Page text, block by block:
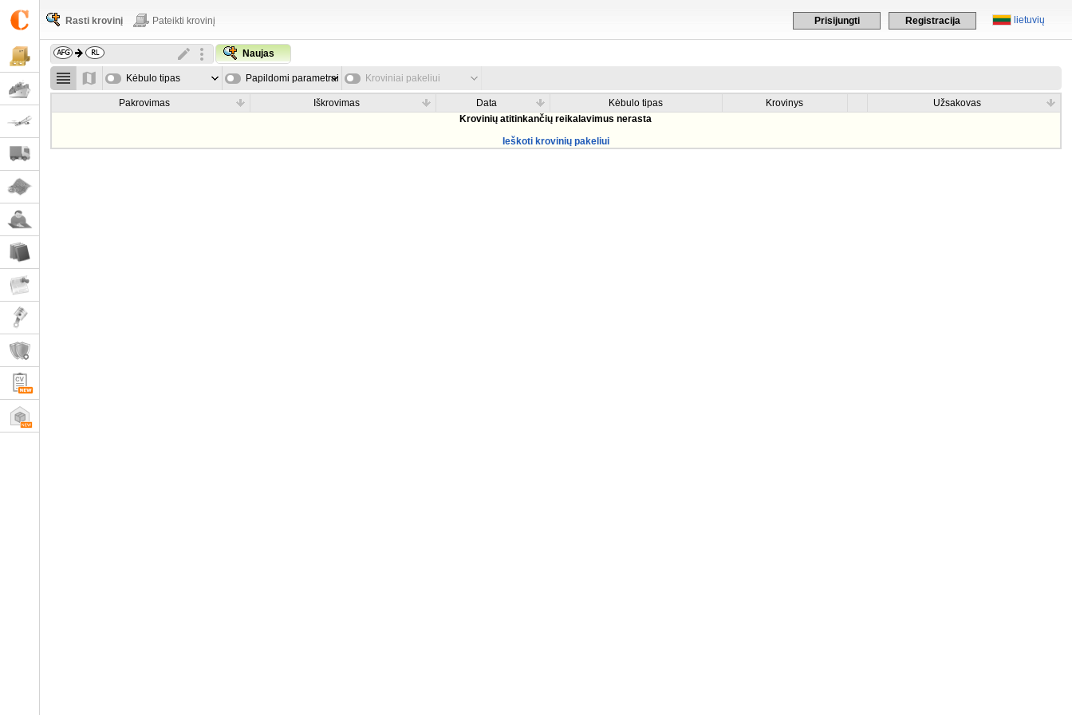
lietuvių
Prisijungti Registracija
Rasti krovinį Pateikti krovinį
Naujas
Kėbulo tipas Papildomi parametrai Kroviniai pakeliui
Pakrovimas Iškrovimas Data Kėbulo tipas Krovinys
Užsakovas
Krovinių atitinkančių reikalavimus nerasta
Ieškoti krovinių pakeliui